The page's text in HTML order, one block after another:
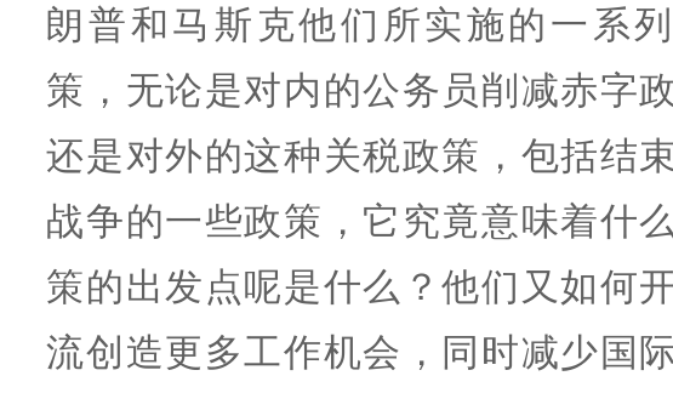
朗普和马斯克他们所实施的一系
策，无论是对内的公务员削减赤字
还是对外的这种关税政策，包括结
战争的一些政策，它究竟意味着什
策的出发点呢是什么？他们又如何
流创造更多工作机会，同时减少国